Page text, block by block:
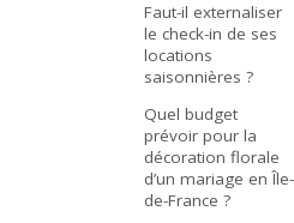
Faut-il externaliser
le check-in de ses
locations
saisonnières ?
Quel budget
prévoir pour la
décoration florale
d’un mariage en Île-
de-France ?